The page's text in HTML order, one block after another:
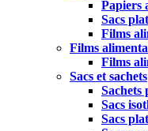
Papiers
Sacs
Films
Films
Films
Sacs et sachets
Sachets
Sacs
Sacs